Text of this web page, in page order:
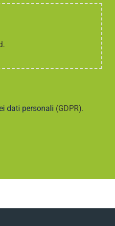
dati personali (GDPR).